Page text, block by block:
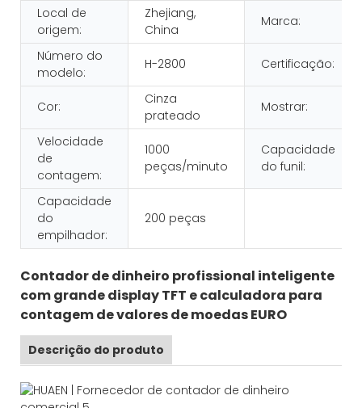
Local de
origem:
Zhejiang,
China
Marca:
Número do
modelo:
H-2800 Certificação:
Cor:
Cinza
prateado
Mostrar:
Velocidade
de
contagem:
1000
peças/minuto
Capacidade
do funil:
Capacidade
do
empilhador:
200 peças
Contador de dinheiro profissional inteligente
com grande display TFT e calculadora para
contagem de valores de moedas EURO
Descrição do produto